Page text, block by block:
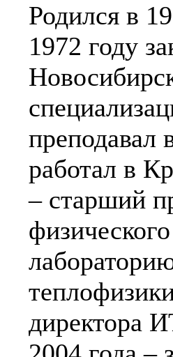
Родился в
1972 году
преподавал
работал в
– старший
директора